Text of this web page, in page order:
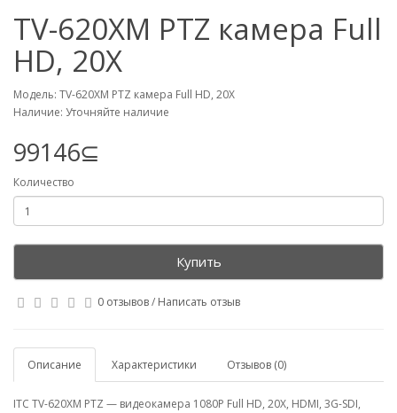
TV-620XM PTZ камера Full
HD, 20X
Модель: TV-620XM PTZ камера Full HD, 20X
Наличие: Уточняйте наличие
99146⊆
Количество
Купить
0 отзывов/ Написать отзыв
Описание Характеристики Отзывов (0)
ITC TV-620XM PTZ — видеокамера 1080P Full HD, 20X, HDMI, 3G-SDI,